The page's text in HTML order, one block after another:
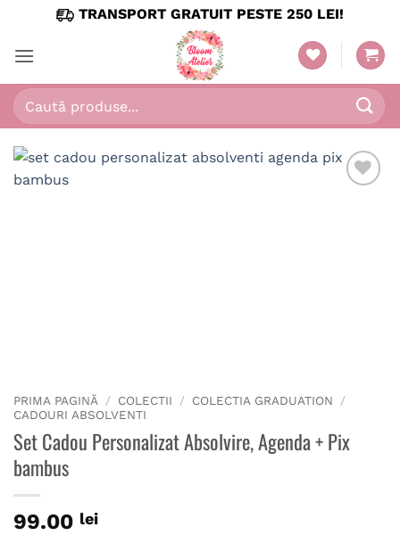
content
TRANSPORT GRATUIT PESTE 250 LEI!
Caută
după:
PRIMA PAGINĂ / COLECTII / COLECTIA GRADUATION
/
CADOURI ABSOLVENTI
Set Cadou Personalizat Absolvire, Agenda + Pix
bambus
99.00 lei